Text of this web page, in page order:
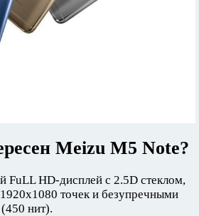
Meizu M5 Note?
FuLL HD-дисплей с 2.5D стеклом,
точек и безупречными
нит).